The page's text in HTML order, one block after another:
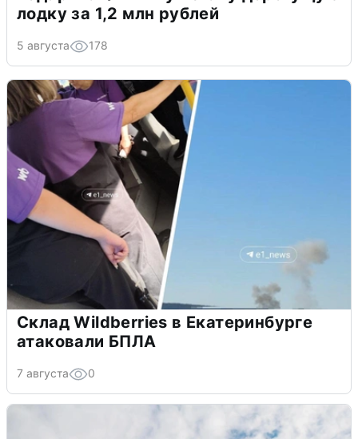
лодку за 1,2 млн рублей
5 августа 178
Склад Wildberries в Екатеринбурге
атаковали БПЛА
7 августа 0